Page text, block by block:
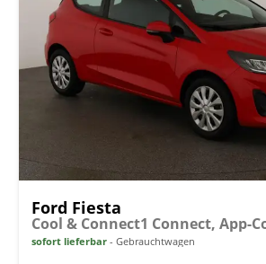
Ford Fiesta
Cool & Connect1 Connect, App-
sofort lieferbar Gebrauchtwagen